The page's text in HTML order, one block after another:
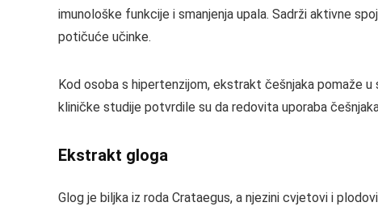
imunološke funkcije i smanjenja upala. Sadrži aktivne
potičuće učinke.
Kod osoba s hipertenzijom, ekstrakt češnjaka pomaže
kliničke studije potvrdile su da redovita uporaba
Ekstrakt gloga
Glog je biljka iz roda Crataegus, a njezini cvjetovi i